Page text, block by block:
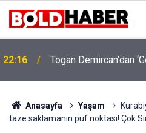
19:32 Sıcak Havalarda
Anasayfa Yaşam
taze saklamanın püf noktası! Çok